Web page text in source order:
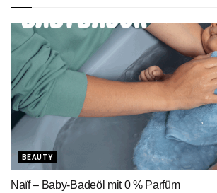
BEAUTY
Naïf – Baby-Badeöl mit 0 % Parfüm